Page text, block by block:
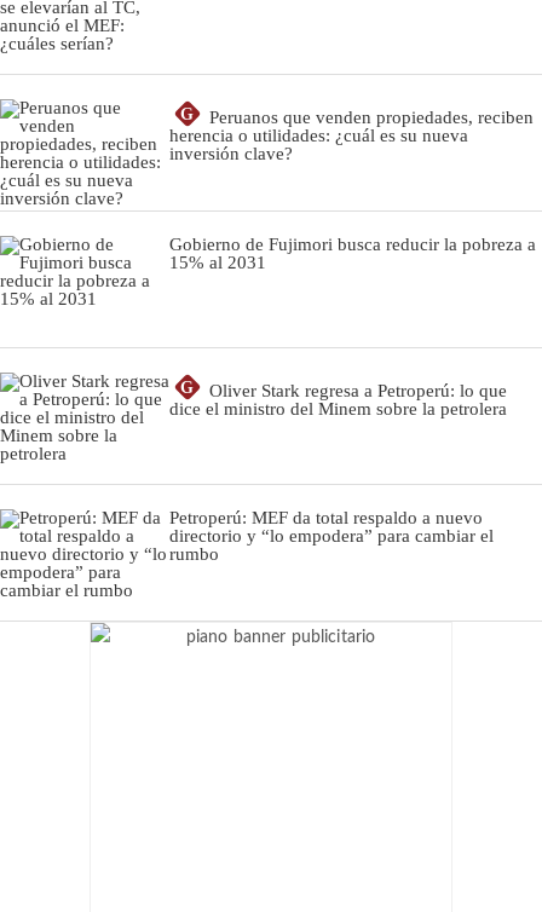
G
Peruanos que venden propiedades, reciben
herencia o utilidades: ¿cuál es su nueva
inversión clave?
Gobierno de Fujimori busca reducir la pobreza a
15% al 2031
G
Oliver Stark regresa a Petroperú: lo que
dice el ministro del Minem sobre la petrolera
Petroperú: MEF da total respaldo a nuevo
directorio y “lo empodera” para cambiar el
rumbo